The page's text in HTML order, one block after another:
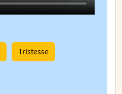
Tristesse